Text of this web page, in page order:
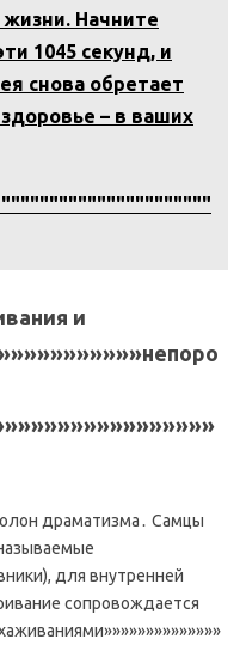
Начните
1045 секунд, и
снова обретает
– в ваших
и
драматизма․ Самцы
для внутренней
сопровождается